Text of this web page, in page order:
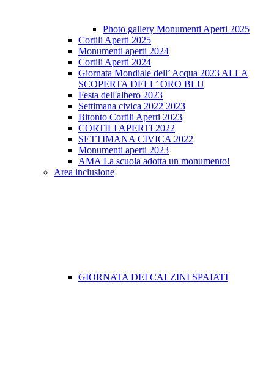
Photo gallery Monumenti Aperti 2025
Cortili Aperti 2025
Monumenti aperti 2024
Cortili Aperti 2024
Giornata Mondiale dell’ Acqua 2023 ALLA
SCOPERTA DELL’ ORO BLU
Festa dell'albero 2023
Settimana civica 2022 2023
Bitonto Cortili Aperti 2023
CORTILI APERTI 2022
SETTIMANA CIVICA 2022
Monumenti aperti 2023
AMA La scuola adotta un monumento!
Area inclusione
GIORNATA DEI CALZINI SPAIATI